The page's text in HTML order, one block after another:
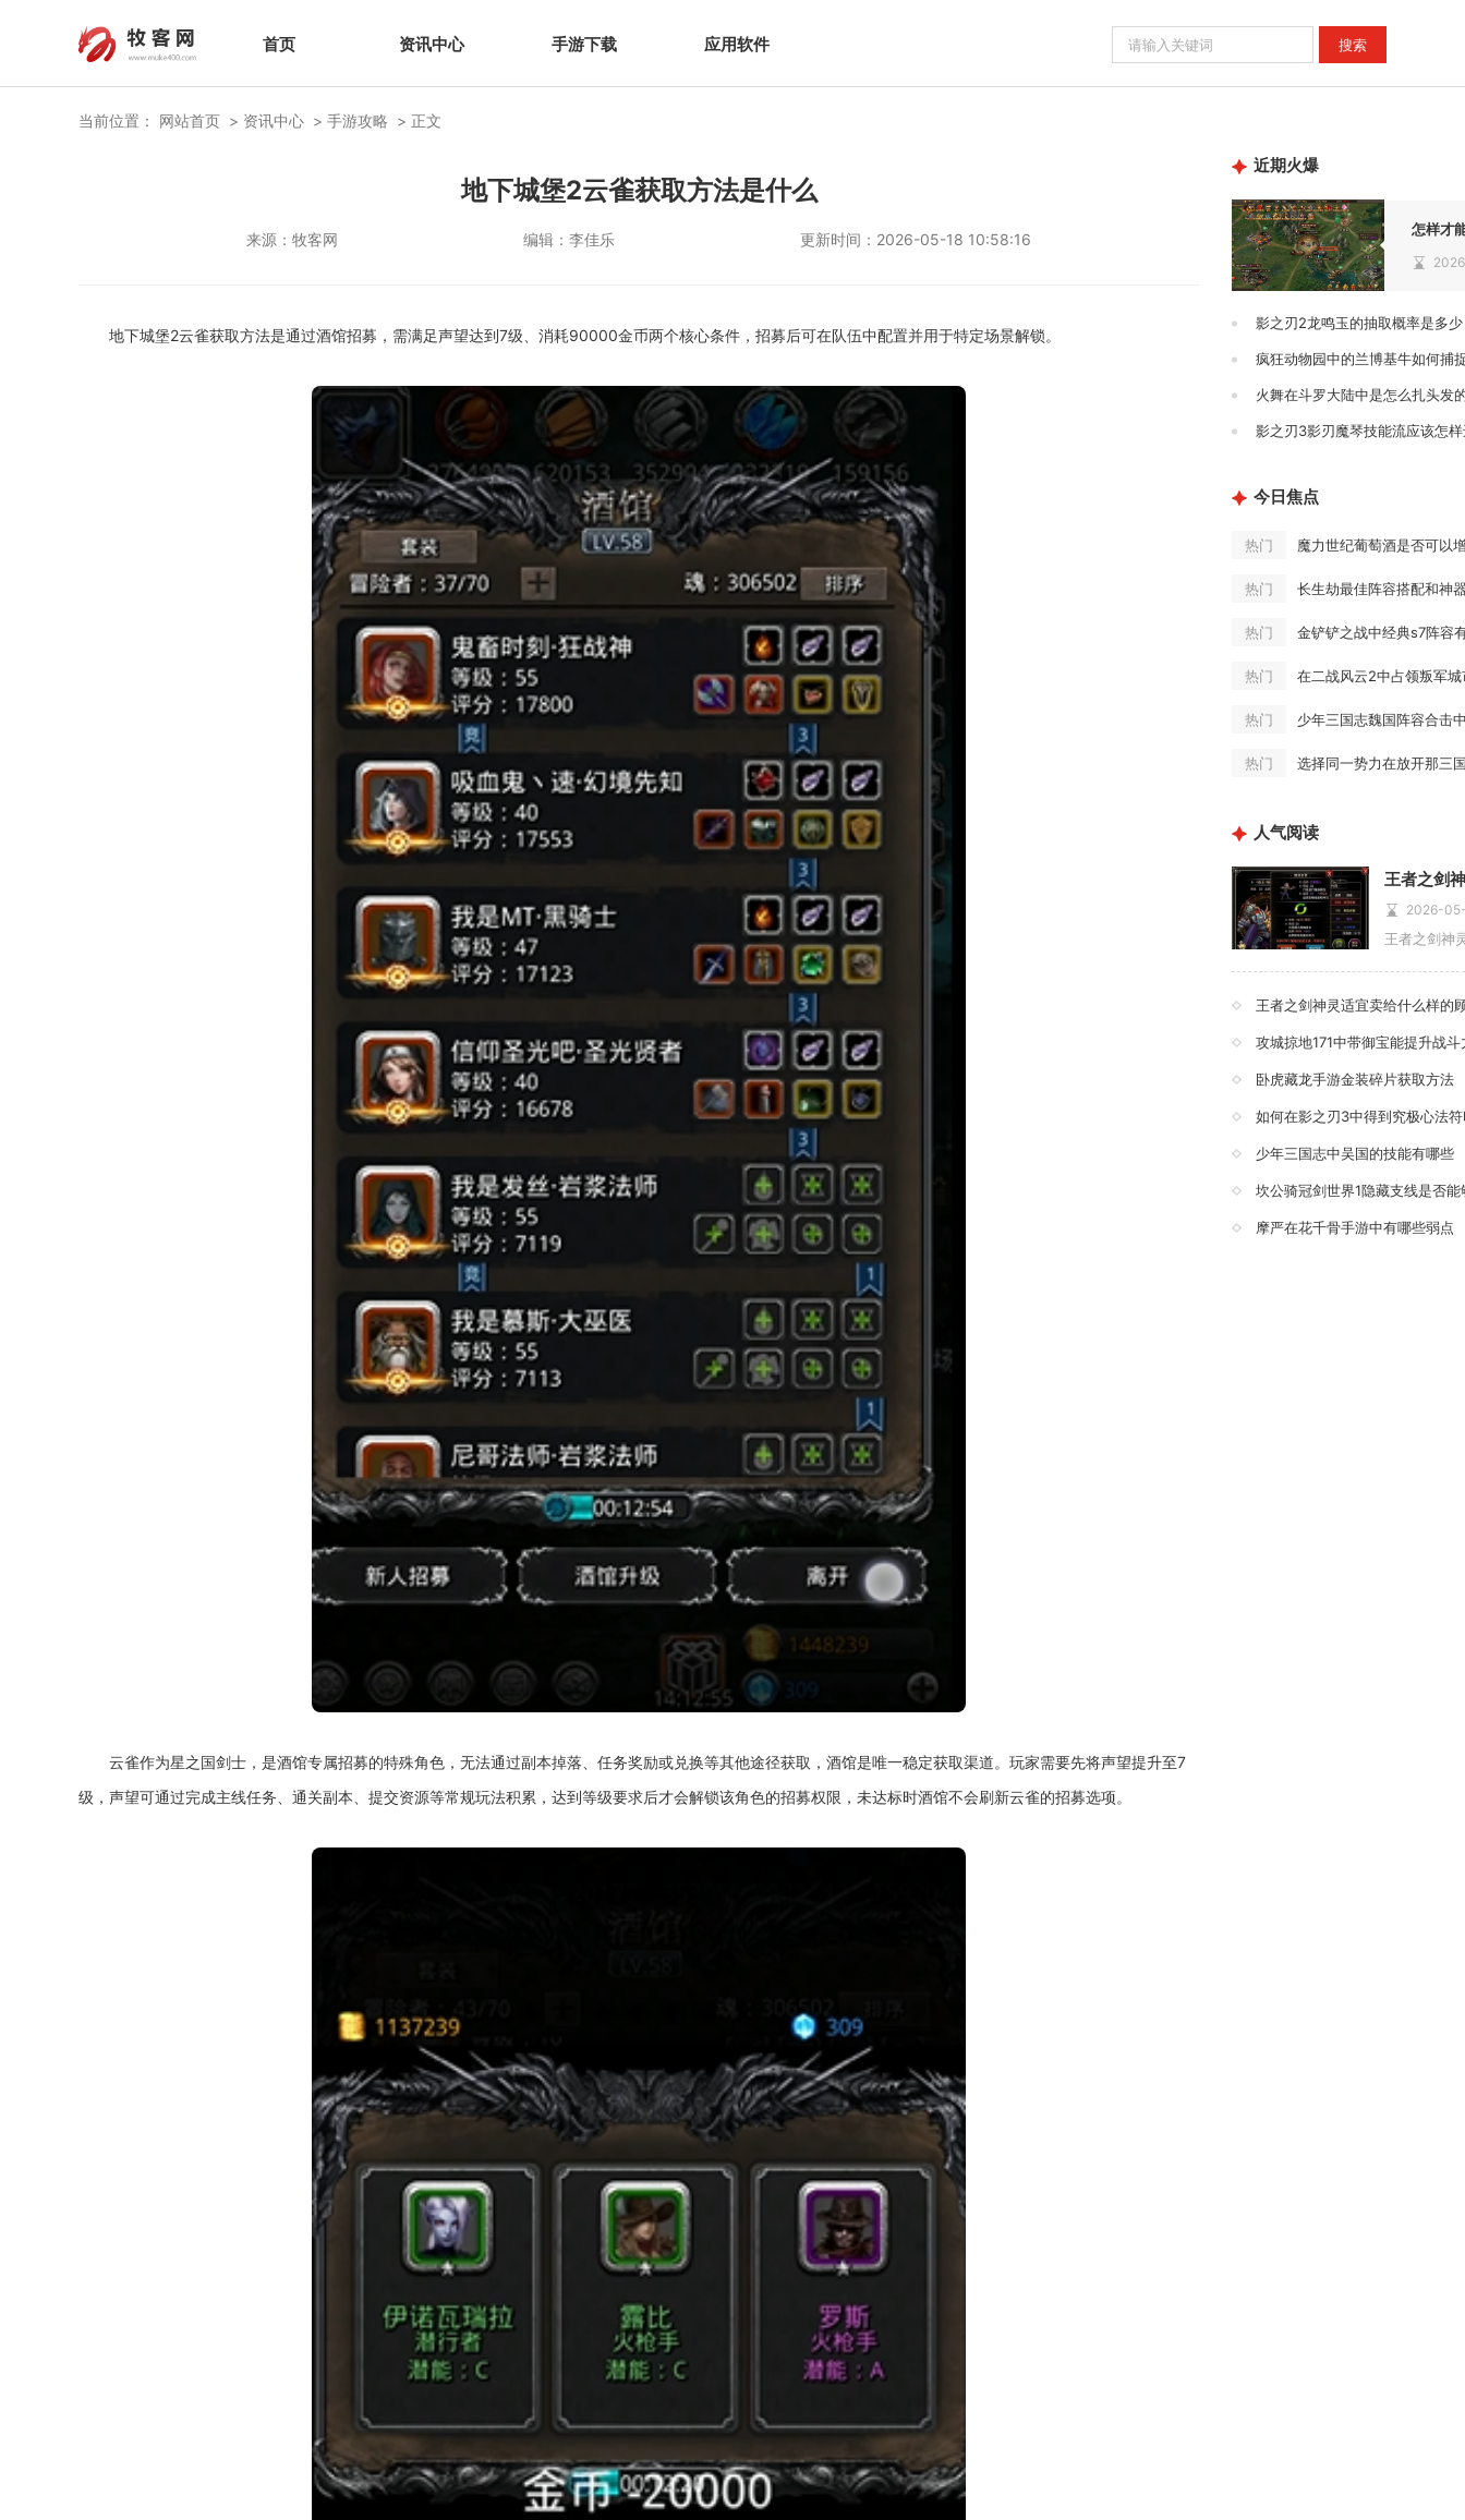
首页 资讯中心 手游下载 应用软件
当前位置： 网站首页 资讯中心 手游攻略 正文
地下城堡2云雀获取方法是什么
来源：牧客网 编辑： 李佳乐 更新时间： 2026-05-18 10:58:16
地下城堡2云雀获取方法是通过酒馆招募，需满足声望达到7级、消耗90000金币两个核心条件，招募后可在队伍中配置并用于特定场景解锁。
云雀作为星之国剑士，是酒馆专属招募的特殊角色，无法通过副本掉落、任务奖励或兑换等其他途径获取，酒馆是唯一稳定获取渠道。玩家需要先将声望提升至7
级，声望可通过完成主线任务、通关副本、提交资源等常规玩法积累，达到等级要求后才会解锁该角色的招募权限，未达标时酒馆不会刷新云雀的招募选项。
近期火爆
影之刃2龙鸣玉的抽取概率是多少
疯狂动物园中的兰博基牛如何捕
火舞在斗罗大陆中是怎么扎头发
影之刃3影刃魔琴技能流应该怎
今日焦点
热门 魔力世纪葡萄酒是否可以
热门 长生劫最佳阵容搭配和神
热门 金铲铲之战中经典s7阵容
热门 在二战风云2中占领叛军
热门
热门 选择同一势力在放开那三
人气阅读
王者之剑
2026-
王者之剑神灵适宜卖给什么样的
攻城掠地171中带御宝能提升战斗
卧虎藏龙手游金装碎片获取方法
如何在影之刃3中得到究极心法
少年三国志中吴国的技能有哪些
坎公骑冠剑世界1隐藏支线是否
摩严在花千骨手游中有哪些弱点